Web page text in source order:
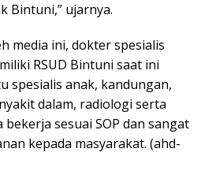
Bintuni,” ujarnya.
media ini, dokter spesialis
RSUD Bintuni saat ini
spesialis anak, kandungan,
dalam, radiologi serta
sesuai SOP dan sangat
kepada masyarakat. (ahd-